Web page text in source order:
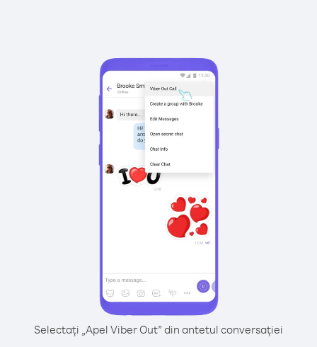
Selectați „Apel Viber Out” din antetul conversației